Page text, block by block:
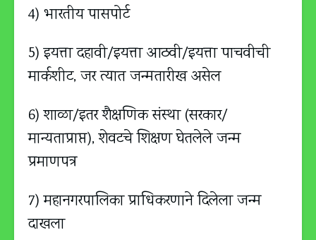
4) भारतीय पासपोर्ट
5) इयत्ता दहावी/इयत्ता आठवी/इयत्ता पाचवीची
मार्कशीट, जर त्यात जन्मतारीख असेल
6) शाळा/इतर शैक्षणिक संस्था (सरकार/
मान्यताप्राप्त), शेवटचे शिक्षण घेतलेले जन्म
प्रमाणपत्र
7) महानगरपालिका प्राधिकरणाने दिलेला जन्म
दाखला